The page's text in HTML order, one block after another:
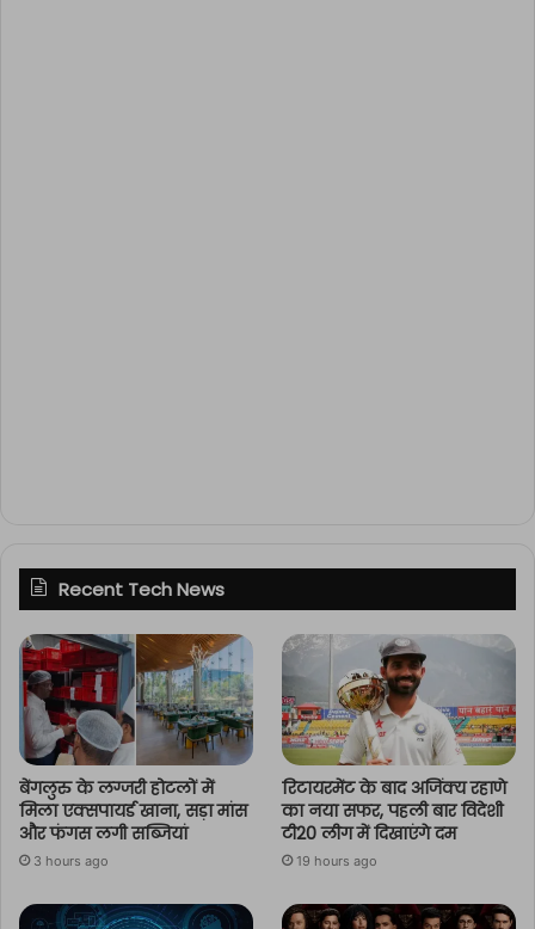
Recent Tech News
बेंगलुरु के लग्जरी होटलों में
मिला एक्सपायर्ड खाना, सड़ा मांस
और फंगस लगी सब्जियां
3 hours ago
रिटायरमेंट के बाद अजिंक्य रहाणे
का नया सफर, पहली बार विदेशी
टी20 लीग में दिखाएंगे दम
19 hours ago